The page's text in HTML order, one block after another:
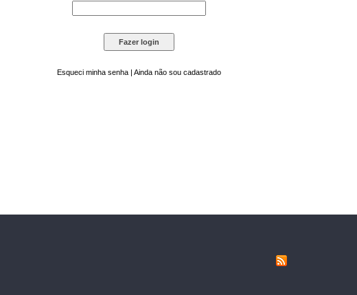
Esqueci minha senha | Ainda não sou cadastrado